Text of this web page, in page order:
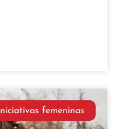
Iniciativas femeninas